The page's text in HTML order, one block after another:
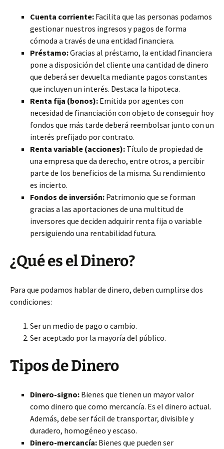
Cuenta corriente: Facilita que las personas podamos
gestionar nuestros ingresos y pagos de forma
cómoda a través de una entidad financiera.
Préstamo:Gracias al préstamo, la entidad financiera
pone a disposición del cliente una cantidad de dinero
que deberá ser devuelta mediante pagos constantes
que incluyen un interés. Destaca la hipoteca.
Renta fija (bonos): Emitida por agentes con
necesidad de financiación con objeto de conseguir hoy
fondos que más tarde deberá reembolsar junto con un
interés prefijado por contrato.
Renta variable (acciones): Título de propiedad de
una empresa que da derecho, entre otros, a percibir
parte de los beneficios de la misma. Su rendimiento
es incierto.
Fondos de inversión: Patrimonio que se forman
gracias a las aportaciones de una multitud de
inversores que deciden adquirir renta fija o variable
persiguiendo una rentabilidad futura.
¿Qué es el Dinero?
Para que podamos hablar de dinero, deben cumplirse dos
condiciones:
Ser un medio de pago o cambio.
Ser aceptado por la mayoría del público.
Tipos de Dinero
Dinero-signo: Bienes que tienen un mayor valor
como dinero que como mercancía. Es el dinero actual.
Además, debe ser fácil de transportar, divisible y
duradero, homogéneo y escaso.
Dinero-mercancía: Bienes que pueden ser